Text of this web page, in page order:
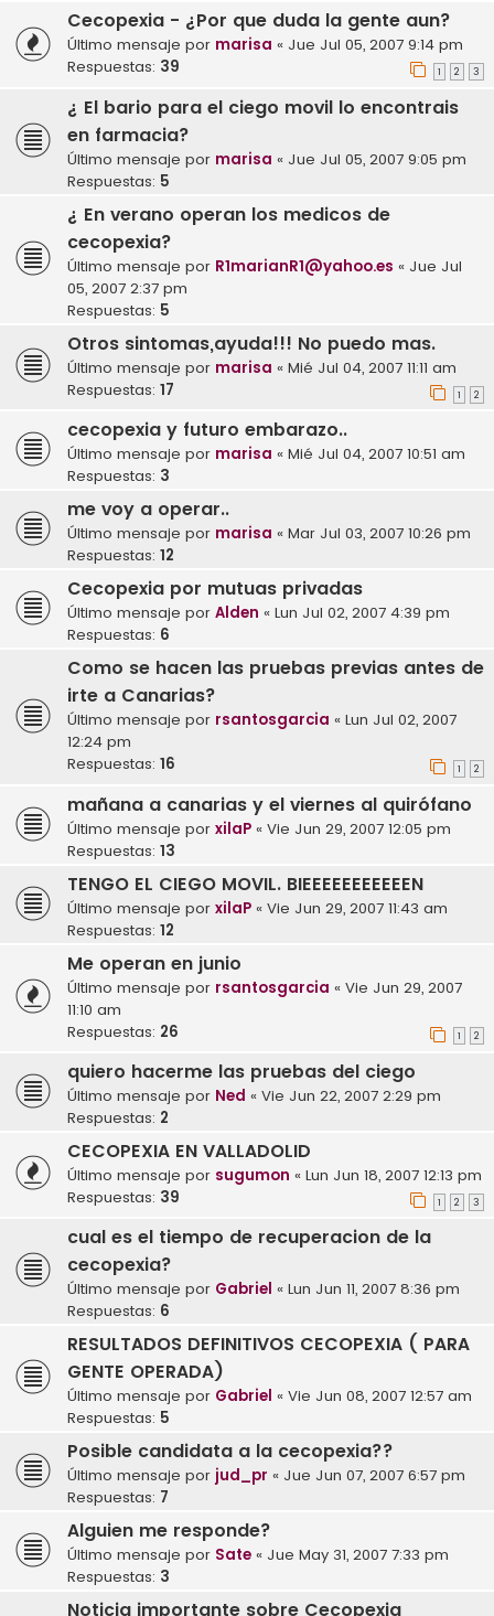
Cecopexia - ¿Por que duda la gente aun?
Último mensaje por marisa « Jue Jul 05, 2007 9:14 pm
Respuestas: 39 1 2 3
¿ El bario para el ciego movil lo encontrais
en farmacia?
Último mensaje por marisa « Jue Jul 05, 2007 9:05 pm
Respuestas: 5
¿ En verano operan los medicos de
cecopexia?
Último mensaje por R1marianR1@yahoo.es « Jue Jul
05, 2007 2:37 pm
Respuestas: 5
Otros sintomas,ayuda!!! No puedo mas.
Último mensaje por marisa « Mié Jul 04, 2007 11:11 am
Respuestas: 17 1 2
cecopexia y futuro embarazo..
Último mensaje por marisa « Mié Jul 04, 2007 10:51 am
Respuestas: 3
me voy a operar..
Último mensaje por marisa « Mar Jul 03, 2007 10:26 pm
Respuestas: 12
Cecopexia por mutuas privadas
Último mensaje por Alden « Lun Jul 02, 2007 4:39 pm
Respuestas: 6
Como se hacen las pruebas previas antes de
irte a Canarias?
Último mensaje por rsantosgarcia « Lun Jul 02, 2007
12:24 pm
Respuestas: 16 1 2
mañana a canarias y el viernes al quirófano
Último mensaje por xilaP « Vie Jun 29, 2007 12:05 pm
Respuestas: 13
TENGO EL CIEGO MOVIL. BIEEEEEEEEEEEN
Último mensaje por xilaP « Vie Jun 29, 2007 11:43 am
Respuestas: 12
Me operan en junio
Último mensaje por rsantosgarcia « Vie Jun 29, 2007
11:10 am
Respuestas: 26 1 2
quiero hacerme las pruebas del ciego
Último mensaje por Ned « Vie Jun 22, 2007 2:29 pm
Respuestas: 2
CECOPEXIA EN VALLADOLID
Último mensaje por sugumon « Lun Jun 18, 2007 12:13 pm
Respuestas: 39 1 2 3
cual es el tiempo de recuperacion de la
cecopexia?
Último mensaje por Gabriel « Lun Jun 11, 2007 8:36 pm
Respuestas: 6
RESULTADOS DEFINITIVOS CECOPEXIA ( PARA
GENTE OPERADA)
Último mensaje por Gabriel « Vie Jun 08, 2007 12:57 am
Respuestas: 5
Posible candidata a la cecopexia??
Último mensaje por jud_pr « Jue Jun 07, 2007 6:57 pm
Respuestas: 7
Alguien me responde?
Último mensaje por Sate « Jue May 31, 2007 7:33 pm
Respuestas: 3
Noticia importante sobre Cecopexia